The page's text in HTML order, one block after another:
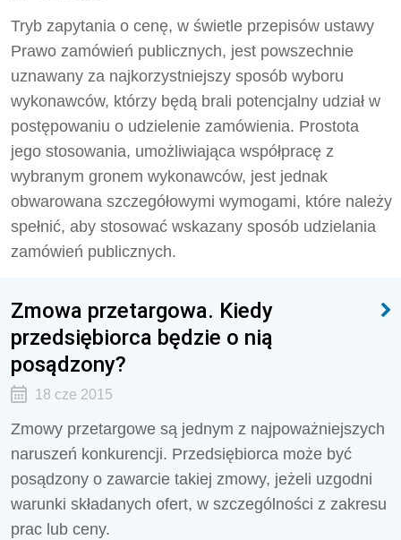
Tryb zapytania o cenę, w świetle przepisów ustawy
Prawo zamówień publicznych, jest powszechnie
uznawany za najkorzystniejszy sposób wyboru
wykonawców, którzy będą brali potencjalny udział w
postępowaniu o udzielenie zamówienia. Prostota
jego stosowania, umożliwiająca współpracę z
wybranym gronem wykonawców, jest jednak
obwarowana szczegółowymi wymogami, które należy
spełnić, aby stosować wskazany sposób udzielania
zamówień publicznych.
Zmowa przetargowa. Kiedy
przedsiębiorca będzie o nią
posądzony?
18 cze 2015
Zmowy przetargowe są jednym z najpoważniejszych
naruszeń konkurencji. Przedsiębiorca może być
posądzony o zawarcie takiej zmowy, jeżeli uzgodni
warunki składanych ofert, w szczególności z zakresu
prac lub ceny.